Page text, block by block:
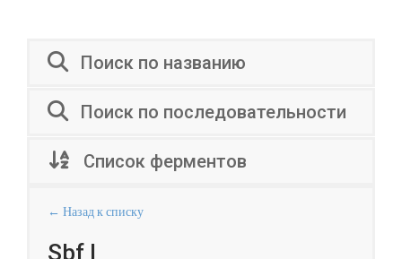
Поиск по названию
Поиск по последовательности
Список ферментов
← Назад к списку
Sbf I